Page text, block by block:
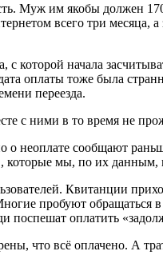
Муж им якобы должен
всего три месяца,
которой начала
оплаты тоже была
переезда.
с ними в то время не
неоплате сообщают
которые мы, по их
Квитанции
пробуют обращаться
поспешат оплатить
что всё оплачено. А